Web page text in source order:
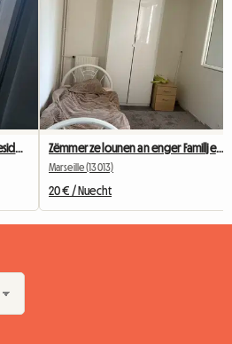
Zëmmer ze lounen a roueger Residenz Zëmmer ze lounen an enger Familljewunneng
Marseille (13013)
20 € / Nuecht